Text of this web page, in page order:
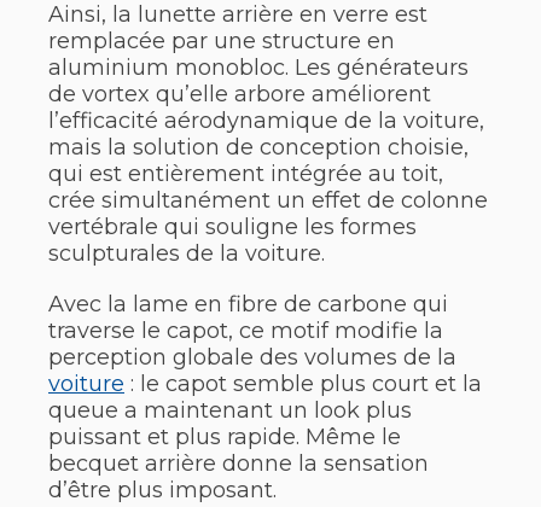
Ainsi, la lunette arrière en verre est
remplacée par une structure en
aluminium monobloc. Les générateurs
de vortex qu’elle arbore améliorent
l’efficacité aérodynamique de la voiture,
mais la solution de conception choisie,
qui est entièrement intégrée au toit,
crée simultanément un effet de colonne
vertébrale qui souligne les formes
sculpturales de la voiture.
Avec la lame en fibre de carbone qui
traverse le capot, ce motif modifie la
perception globale des volumes de la
voiture : le capot semble plus court et la
queue a maintenant un look plus
puissant et plus rapide. Même le
becquet arrière donne la sensation
d’être plus imposant.